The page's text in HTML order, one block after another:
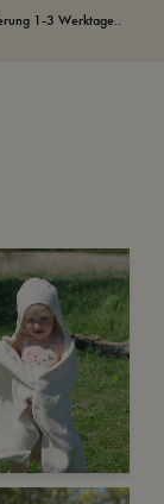
1-3 Werktage..